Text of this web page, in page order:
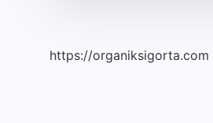
https://organiksigorta.com